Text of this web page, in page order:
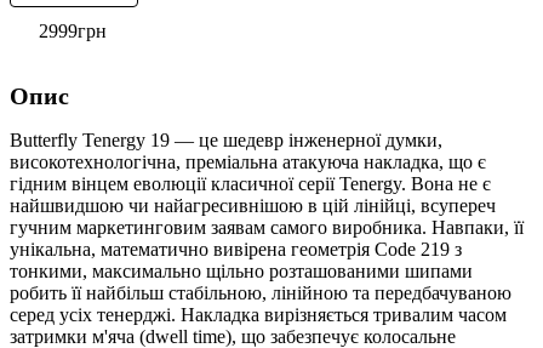
2999грн
Опис
Butterfly Tenergy 19 — це шедевр інженерної думки,
високотехнологічна, преміальна атакуюча накладка, що є
гідним вінцем еволюції класичної серії Tenergy. Вона не є
найшвидшою чи найагресивнішою в цій лінійці, всупереч
гучним маркетинговим заявам самого виробника. Навпаки, її
унікальна, математично вивірена геометрія Code 219 з
тонкими, максимально щільно розташованими шипами
робить її найбільш стабільною, лінійною та передбачуваною
серед усіх тенерджі. Накладка вирізняється тривалим часом
затримки м'яча (dwell time), що забезпечує колосальне